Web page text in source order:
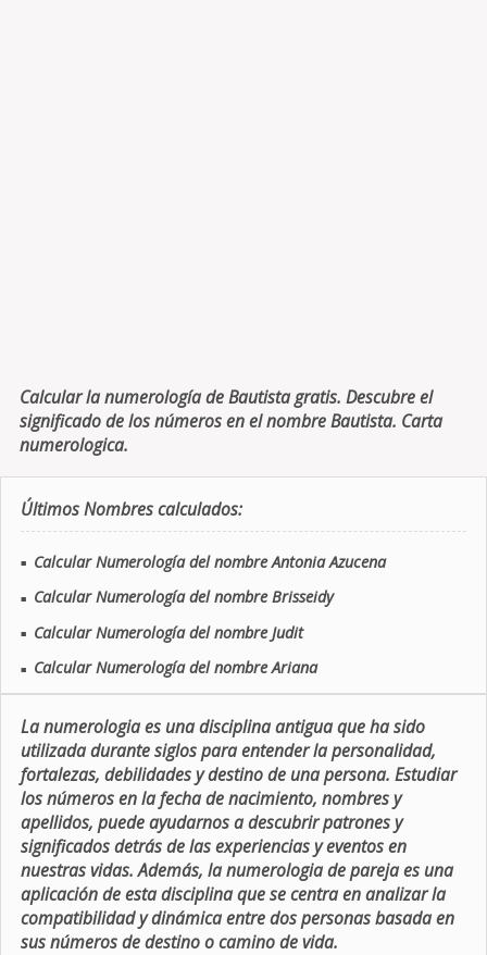
Calcular la numerología de Bautista gratis. Descubre el
significado de los números en el nombre Bautista. Carta
numerologica.
Últimos Nombres calculados:
■ Calcular Numerología del nombre Antonia Azucena
■ Calcular Numerología del nombre Brisseidy
■ Calcular Numerología del nombre Judit
■ Calcular Numerología del nombre Ariana
La numerologia es una disciplina antigua que ha sido
utilizada durante siglos para entender la personalidad,
fortalezas, debilidades y destino de una persona. Estudiar
los números en la fecha de nacimiento, nombres y
apellidos, puede ayudarnos a descubrir patrones y
significados detrás de las experiencias y eventos en
nuestras vidas. Además, la numerologia de pareja es una
aplicación de esta disciplina que se centra en analizar la
compatibilidad y dinámica entre dos personas basada en
sus números de destino o camino de vida.